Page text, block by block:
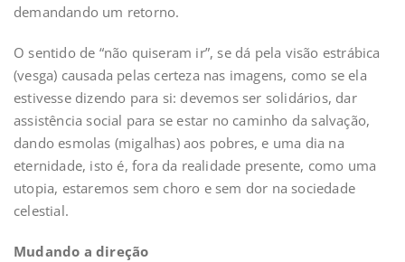
demandando um retorno.
O sentido de “não quiseram ir”, se dá pela visão estrábica
(vesga) causada pelas certeza nas imagens, como se ela
estivesse dizendo para si: devemos ser solidários, dar
assistência social para se estar no caminho da salvação,
dando esmolas (migalhas) aos pobres, e uma dia na
eternidade, isto é, fora da realidade presente, como uma
utopia, estaremos sem choro e sem dor na sociedade
celestial.
Mudando a direção